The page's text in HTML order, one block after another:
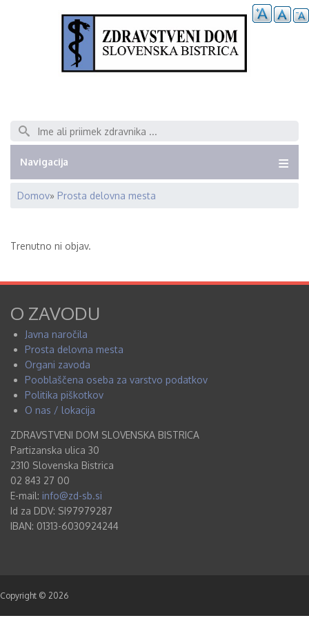
Išči
Navigacija
Breadcrumb
Domov Prosta delovna mesta
Trenutno ni objav.
O ZAVODU
Javna naročila
Prosta delovna mesta
Organi zavoda
Pooblaščena oseba za varstvo podatkov
Politika piškotkov
O nas / lokacija
ZDRAVSTVENI DOM SLOVENSKA BISTRICA
Partizanska ulica 30
2310 Slovenska Bistrica
02 843 27 00
E-mail: info@zd-sb.si
Id za DDV: SI97979287
IBAN: 01313-6030924244
Copyright © 2026